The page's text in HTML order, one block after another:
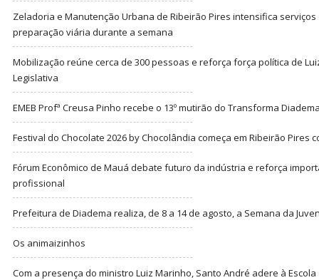
Zeladoria e Manutenção Urbana de Ribeirão Pires intensifica
preparação viária durante a semana
Mobilização reúne cerca de 300 pessoas e reforça força política de
Legislativa
EMEB Profª Creusa Pinho recebe o 13º mutirão do Transforma
Festival do Chocolate 2026 by Chocolândia começa em Ribeirão Pires
Fórum Econômico de Mauá debate futuro da indústria e reforça
profissional
Prefeitura de Diadema realiza, de 8 a 14 de agosto, a Semana da
Os animaizinhos
Com a presença do ministro Luiz Marinho, Santo André adere à